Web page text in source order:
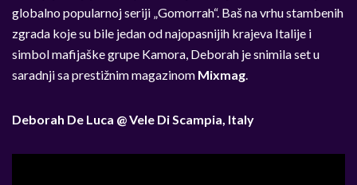
globalno popularnoj seriji „Gomorrah“. Baš na vrhu stambenih
zgrada koje su bile jedan od najopasnijih krajeva Italije i
simbol mafijaške grupe Kamora, Deborah je snimila set u
saradnji sa prestižnim magazinom Mixmag
Deborah De Luca @ Vele Di Scampia, Italy